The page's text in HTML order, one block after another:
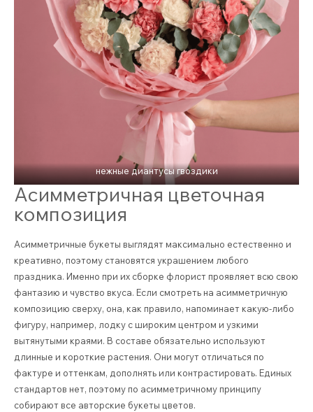
нежные диантусы гвоздики
Асимметричная цветочная
композиция
Асимметричные букеты выглядят максимально естественно и
креативно, поэтому становятся украшением любого
праздника. Именно при их сборке флорист проявляет всю свою
фантазию и чувство вкуса. Если смотреть на асимметричную
композицию сверху, она, как правило, напоминает какую-либо
фигуру, например, лодку с широким центром и узкими
вытянутыми краями. В составе обязательно используют
длинные и короткие растения. Они могут отличаться по
фактуре и оттенкам, дополнять или контрастировать. Единых
стандартов нет, поэтому по асимметричному принципу
собирают все авторские букеты цветов.